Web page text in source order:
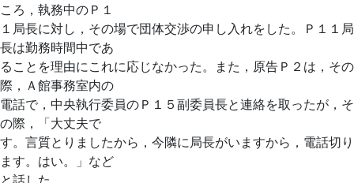
ころ，執務中のＰ１
１局長に対し，その場で団体交渉の申し入れをした。Ｐ１１局
長は勤務時間中であ
ることを理由にこれに応じなかった。また，原告Ｐ２は，その
際，Ａ館事務室内の
電話で，中央執行委員のＰ１５副委員長と連絡を取ったが，そ
の際，「大丈夫で
す。言質とりましたから，今隣に局長がいますから，電話切り
ます。はい。」など
と話した。